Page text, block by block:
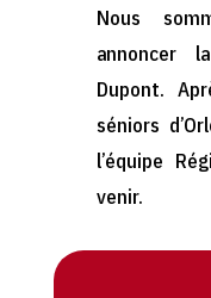
Nous
annoncer
Dupont.
séniors
l’équipe
venir.